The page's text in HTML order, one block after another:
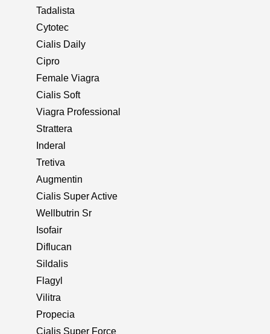
Tadalista
Cytotec
Cialis Daily
Cipro
Female Viagra
Cialis Soft
Viagra Professional
Strattera
Inderal
Tretiva
Augmentin
Cialis Super Active
Wellbutrin Sr
Isofair
Diflucan
Sildalis
Flagyl
Vilitra
Propecia
Cialis Super Force